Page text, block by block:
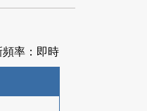
頻率：即時